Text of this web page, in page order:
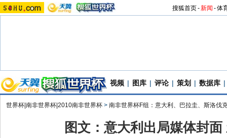
搜狐首页-新闻 -体
视频 | 图库 | 评论 | 策划 | 数据库 |
世界杯|南非世界杯|2010南非世界杯 > 南非世界杯F组：意大利、巴拉圭、斯洛伐
图文：意大利出局媒体封面